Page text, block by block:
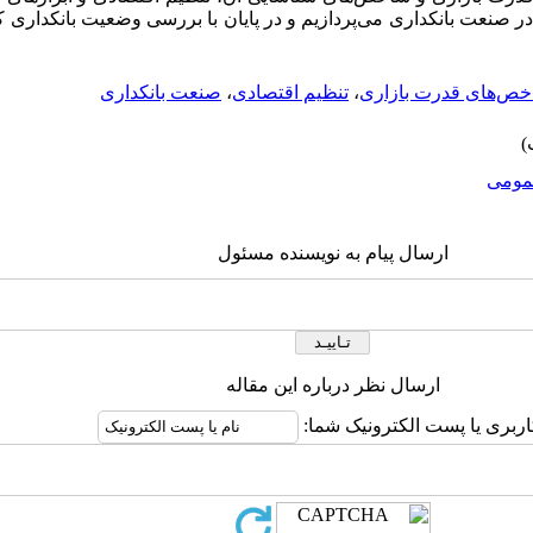
صنعت بانکداری می‌پردازیم و در پایان با بررسی وضعیت بانکداری
قدرت بازاری، تنظیم اقتصادی، صنعت بانکداری
ارسال پیام به نویسنده مسئول
ارسال نظر درباره این مقاله
یا پست الکترونیک شما: